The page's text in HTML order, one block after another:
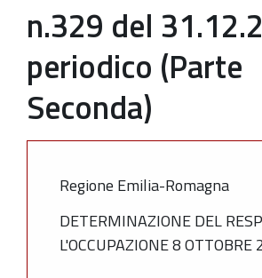
n.329 del
periodico (Parte
Seconda)
Regione Emilia-Romagna
DETERMINAZIONE DEL
L'OCCUPAZIONE 8